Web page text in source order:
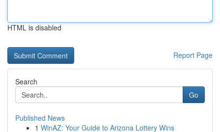
HTML is disabled
Report Page
Search
Go
Published News
1 WinAZ: Your Guide to Arizona Lottery Wins